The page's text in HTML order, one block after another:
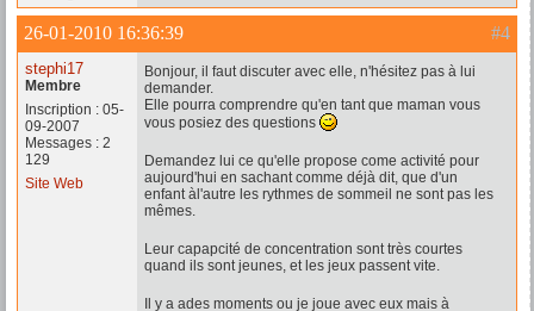
#4
26-01-2010 16:36:39
stephi17
Membre
Inscription : 05-
09-2007
Messages : 2
129
Site Web
Bonjour, il faut discuter avec elle, n'hésitez pas à lui
demander.
Elle pourra comprendre qu'en tant que maman vous
vous posiez des questions
Demandez lui ce qu'elle propose come activité pour
aujourd'hui en sachant comme déjà dit, que d'un
enfant àl'autre les rythmes de sommeil ne sont pas les
mêmes.
Leur capapcité de concentration sont très courtes
quand ils sont jeunes, et les jeux passent vite.
Il y a ades moments ou je joue avec eux mais à